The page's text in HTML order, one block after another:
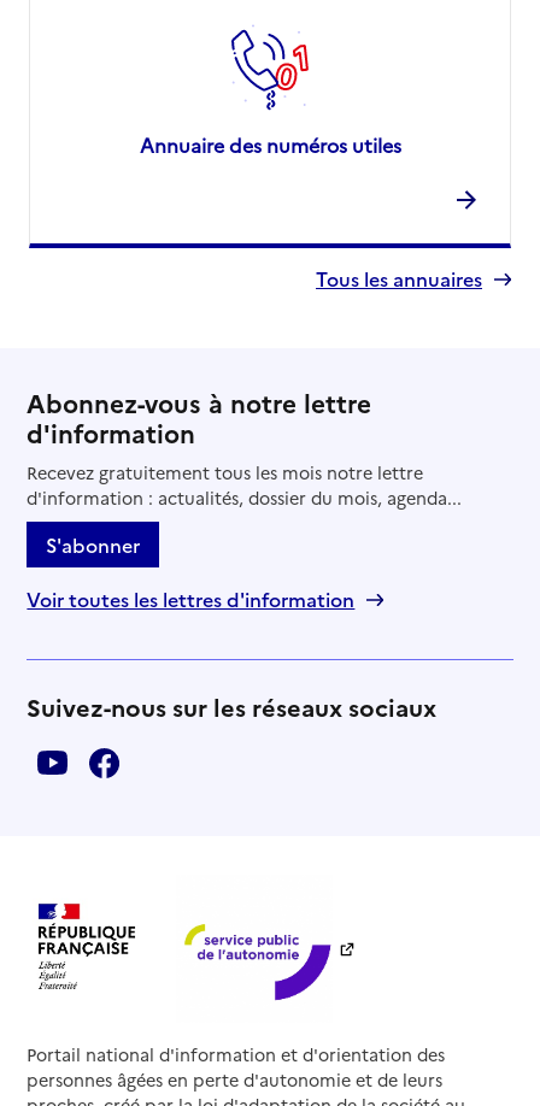
Annuaire des numéros utiles
Tous les annuaires
Abonnez-vous à notre lettre
d'information
Recevez gratuitement tous les mois notre lettre
d'information : actualités, dossier du mois, agenda...
S'abonner
Voir toutes les lettres d'information
Suivez-nous sur les réseaux sociaux
Portail national d'information et d'orientation des
personnes âgées en perte d'autonomie et de leurs